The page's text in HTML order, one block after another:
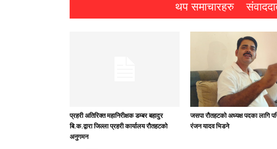
थप समाचारहरु
प्रहरी अतिरिक्त महानिरीक्षक डम्बर बहादुर
बि.क.द्वारा जिल्ला प्रहरी कार्यालय रौतहटको
अनुगमन
जसपा राैतहटको अध्यक्ष पदका लागि
रंजन यादव भिडने